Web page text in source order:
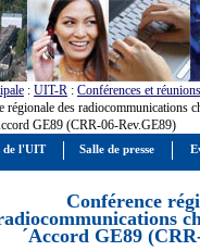
: UIT-R : Conférences et réunions
régionale des radiocommunications
GE89 (CRR-06-Rev.GE89)
Conférence
´Accord GE89
de l'UIT Salle de presse